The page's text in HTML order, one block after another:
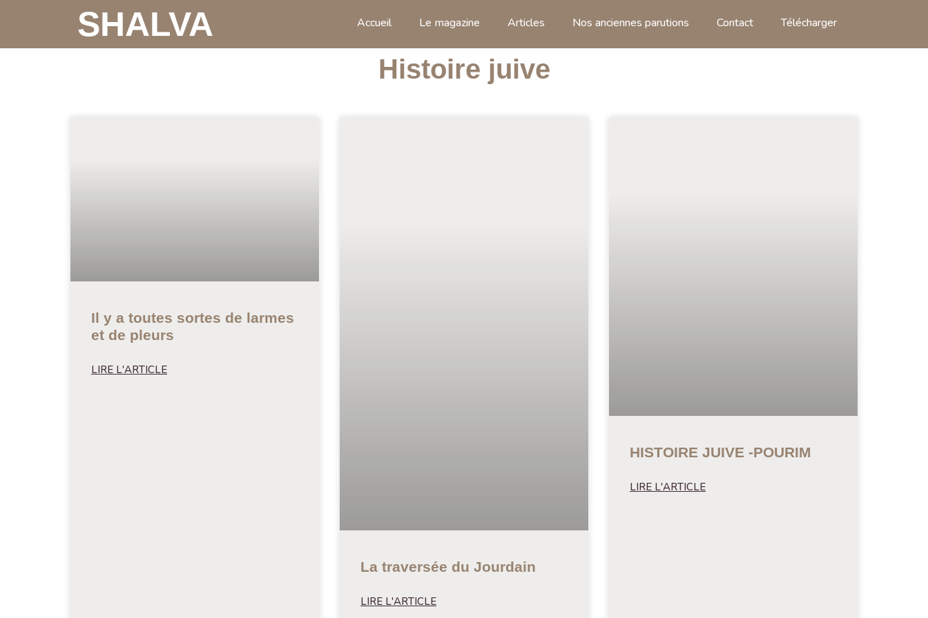
SHALVA Accueil Le magazine Articles Nos anciennes parutions Contact Télécharger
Histoire juive
Il y a toutes sortes de larmes
et de pleurs
LIRE L'ARTICLE
La traversée du Jourdain
LIRE L'ARTICLE
HISTOIRE JUIVE -POURIM
LIRE L'ARTICLE